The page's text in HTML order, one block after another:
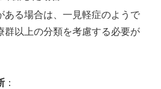
ある場合は、一見軽症のようで
群以上の分類を考慮する必要が
：